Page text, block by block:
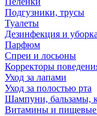
Подгузники, трусы
Туалеты
Дезинфекция и уборка
Парфюм
Спреи и лосьоны
Корректоры
Уход за лапами
Уход за полостью рта
Шампуни, бальзамы,
Витамины и пищевые